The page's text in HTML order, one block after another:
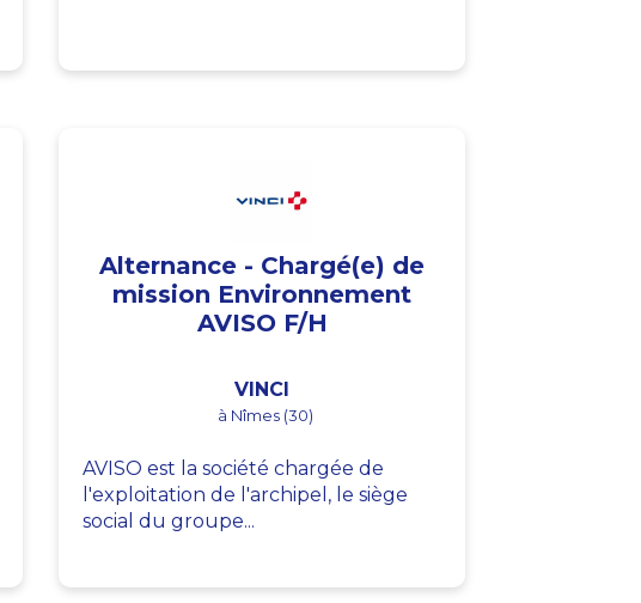
Alternance - Chargé(e) de
mission Environnement
AVISO F/H
VINCI
à Nîmes (30)
AVISO est la société chargée de
l'exploitation de l'archipel, le siège
social du groupe...